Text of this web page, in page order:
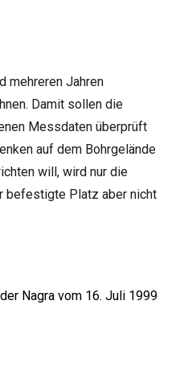
mehreren Jahren
Damit sollen die
Messdaten überprüft
auf dem Bohrgelände
will, wird nur die
befestigte Platz aber nicht
Nagra vom 16. Juli 1999